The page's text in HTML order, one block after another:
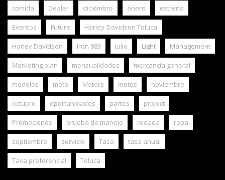
comida Dealer diciembre enero estrena
Eventos Future Harley-Davidson Toluca
Harley Davidson Iron 883 julio Light Management
Marketing plan mensualidades mercancia general
modelos moto Motors motos noviembre
octubre oportunidades partes project
Promociones prueba de manejo rodada ropa
septiembre servicio Tasa tasa anual
Tasa preferencial Toluca